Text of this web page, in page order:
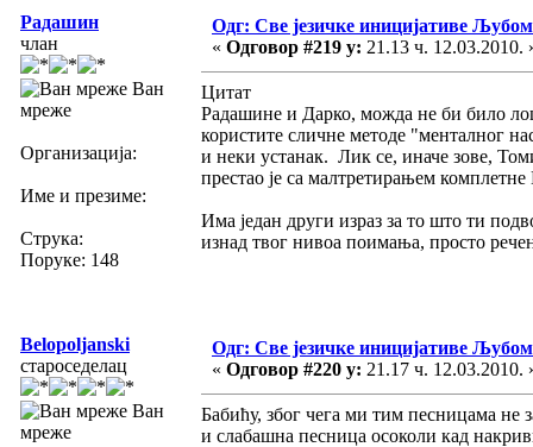
Радашин
члан
Ван
мреже
Организација:
Име и презиме:
Струка:
Поруке: 148
Одг: Све језичке иницијативе
« Одговор #219 у: 21.13 ч. 12.03.2010.
Цитат
Радашине и Дарко, можда не би било
користите сличне методе "менталног
и неки устанак. Лик се, иначе зове,
престао је са малтретирањем
Има један други израз за то што ти
изнад твог нивоа поимања, просто
Belopoljanski
староседелац
Ван
мреже
Одг: Све језичке иницијативе
« Одговор #220 у: 21.17 ч. 12.03.2010.
Бабићу, због чега ми тим песницама не
и слабашна песница осоколи кад